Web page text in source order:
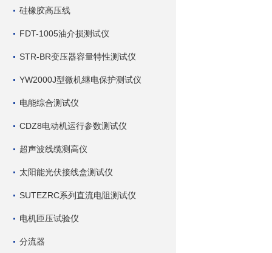
硅橡胶高压线
FDT-1005油介损测试仪
STR-BR变压器容量特性测试仪
YW2000J型微机继电保护测试仪
电能综合测试仪
CDZ8电动机运行参数测试仪
超声波线缆测高仪
太阳能光伏接线盒测试仪
SUTEZRC系列直流电阻测试仪
电机匝压试验仪
分流器